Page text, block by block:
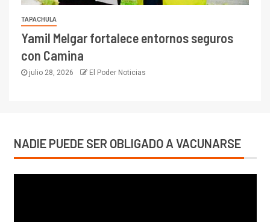
TAPACHULA
Yamil Melgar fortalece entornos seguros
con Camina
julio 28, 2026 El Poder Noticias
NADIE PUEDE SER OBLIGADO A VACUNARSE